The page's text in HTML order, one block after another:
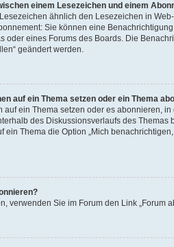
einem Lesezeichen und einem
ähnlich den Lesezeichen in
Sie können eine
oder eines Forums des Boards. Die
geändert werden.
auf ein Thema setzen oder ein Thema
ein Thema setzen oder es abonnieren,
des Diskussionsverlaufs des Themas
ein Thema die Option „Mich
verwenden Sie im Forum den Link „Forum